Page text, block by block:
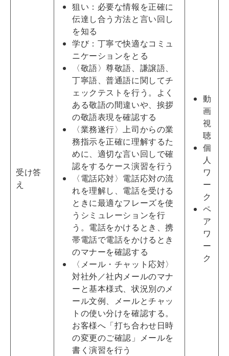
受け答
え
狙い：必要な情報を正確に
伝達し合う方法と言い回し
を知る
学び：丁寧で快適なコミュ
ニケーションをとる
〈敬語〉尊敬語、謙譲語、
丁寧語、普通語に関してチ
ェックテストを行う。よく
ある敬語の間違いや、挨拶
の敬語表現を確認する
〈業務遂行〉上司からの業
務指示を正確に理解するた
めに、適切な言い回しで確
認をするケース演習を行う
〈電話応対〉電話応対の流
れを理解し、電話を受ける
ときに最適なフレーズを使
うシミュレーションを行
う。電話をかけるとき、携
帯電話で電話をかけるとき
のマナーを確認する
〈メール・チャット応対〉
対社外／社内メールのマナ
ーと基本様式、状況別のメ
ール文例、メールとチャッ
トの使い分けを確認する。
お客様へ「打ち合わせ日時
の変更のご確認」メールを
書く演習を行う
動
画
視
聴
個
人
ワ
ー
ク
ペ
ア
ワ
ー
ク